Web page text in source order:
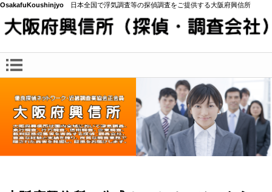
OsakafuKoushinjyo 日本全国で浮気調査等の探偵調査をご提供する大阪府興信所